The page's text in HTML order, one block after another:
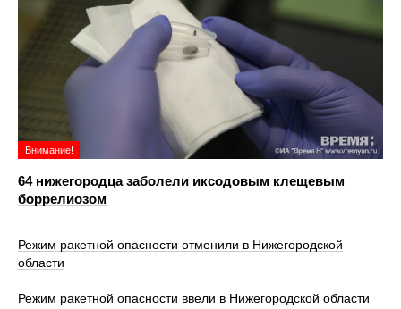
Внимание!
64 нижегородца заболели иксодовым клещевым
боррелиозом
Режим ракетной опасности отменили в Нижегородской
области
Режим ракетной опасности ввели в Нижегородской области